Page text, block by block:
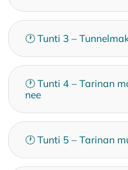
🕐 Tun­ti 3 –
🕐 Tun­ti 4 – Ta­ri­nan
nee
🕐 Tun­ti 5 – Ta­ri­nan